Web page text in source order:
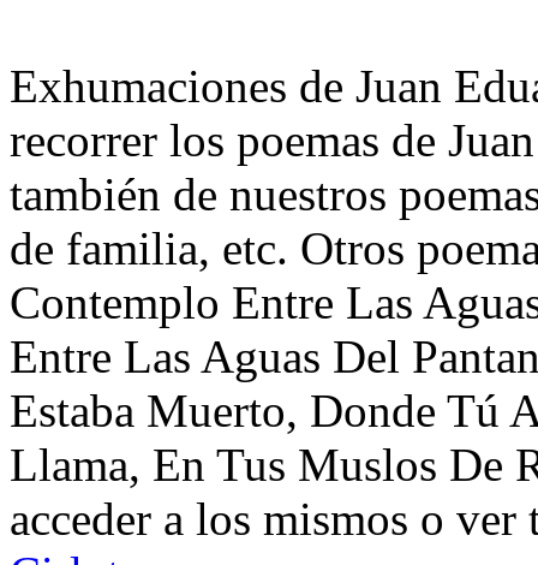
Exhumaciones de Juan
recorrer los poemas de
también de nuestros
de familia, etc. Otros
Contemplo Entre Las
Entre Las Aguas Del
Estaba Muerto, Donde Tú
Llama, En Tus Muslos De
acceder a los mismos o